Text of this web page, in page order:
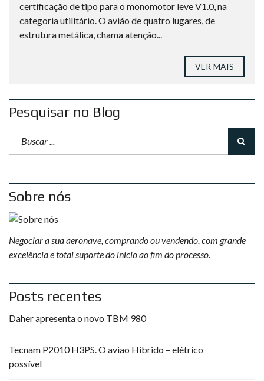
certificação de tipo para o monomotor leve V1.0, na
categoria utilitário. O avião de quatro lugares, de
estrutura metálica, chama atenção...
VER MAIS
Pesquisar no Blog
Sobre nós
Negociar a sua aeronave, comprando ou vendendo, com grande
excelência e total suporte do inicio ao fim do processo.
Posts recentes
Daher apresenta o novo TBM 980
Tecnam P2010 H3PS. O aviao Híbrido – elétrico
possível